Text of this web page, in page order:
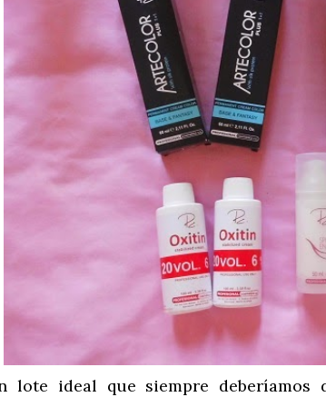
lote ideal que siempre